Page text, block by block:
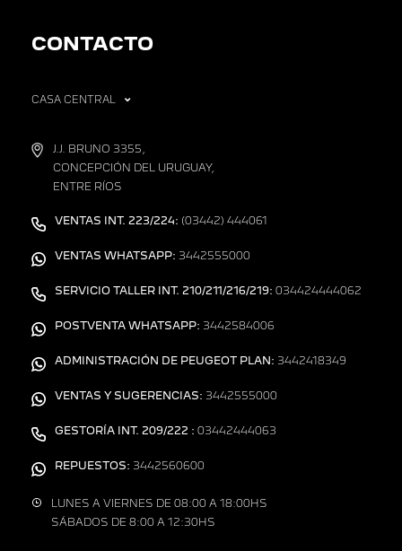
CONTACTO
CASA CENTRAL
J.J. BRUNO 3355,
CONCEPCIÓN DEL URUGUAY,
ENTRE RÍOS
VENTAS INT. 223/224: (03442) 444061
VENTAS WHATSAPP: 3442555000
SERVICIO TALLER INT. 210/211/216/219: 034424444062
POSTVENTA WHATSAPP: 3442584006
ADMINISTRACIÓN DE PEUGEOT PLAN: 3442418349
VENTAS Y SUGERENCIAS: 3442555000
GESTORÍA INT. 209/222 : 03442444063
REPUESTOS: 3442560600
LUNES A VIERNES DE 08:00 A 18:00HS
SÁBADOS DE 8:00 A 12:30HS